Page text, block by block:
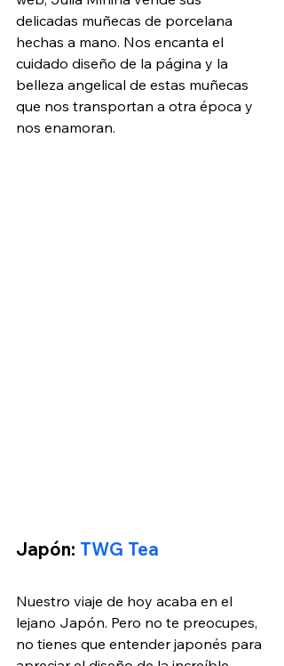
delicadas muñecas de porcelana
hechas a mano. Nos encanta el
cuidado diseño de la página y la
belleza angelical de estas muñecas
que nos transportan a otra época y
nos enamoran.
Japón: TWG Tea
Nuestro viaje de hoy acaba en el
lejano Japón. Pero no te preocupes,
no tienes que entender japonés para